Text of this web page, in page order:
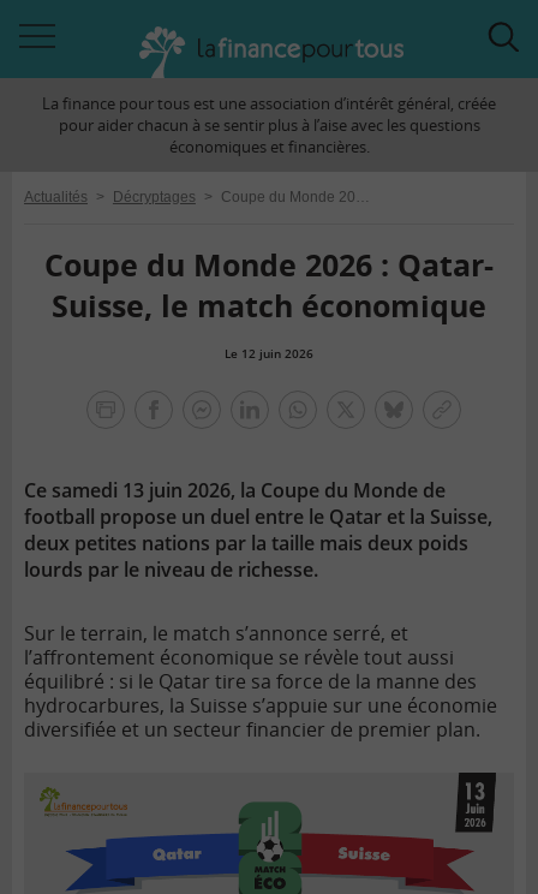
àLa finance pour tous est une association d’intérêt général, créée
pour aider chacun à se sentir plus à l’aise avec les questions
économiques et financières.
Actualités > Décryptages > Coupe du Monde 2026 : Qatar-Suisse, le match économique
Coupe du Monde 2026 : Qatar-
Suisse, le match économique
Le 12 juin 2026
Ce samedi 13 juin 2026, la Coupe du Monde de
football propose un duel entre le Qatar et la Suisse,
deux petites nations par la taille mais deux poids
lourds par le niveau de richesse.
Sur le terrain, le match s’annonce serré, et
l’affrontement économique se révèle tout aussi
équilibré : si le Qatar tire sa force de la manne des
hydrocarbures, la Suisse s’appuie sur une économie
diversifiée et un secteur financier de premier plan.